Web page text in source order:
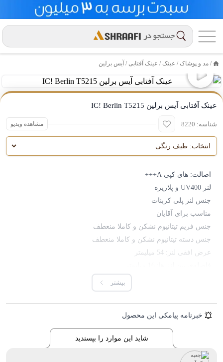
/ مد و پوشاک/ عینک/ عینک آفتابی / آیس برلین
عینک آفتابی آیس برلین IC! Berlin T5215
شناسه: 8220 مشاهده ویدیو
اصالت: ‌های کپی A+++
لنز UV400 و پلاریزه
جنس لنز پلی کربنات
مناسب برای آقایان
جنس فریم تیتانیوم نشکن و کاملا منعطف
جنس دسته تیتانیوم نشکن و کاملا منعطف
عرض افقی لنز: 54 میلیمتر
همراه جعبه و دستمال تمیز کننده
بیشتر
خبرنامه پیامکی این محصول
شاید این موارد را بپسندید